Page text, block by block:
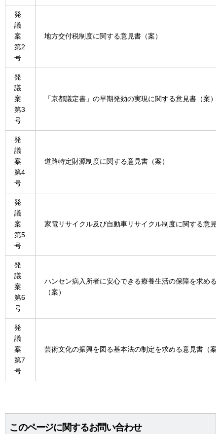
発
議
案
第2
号
地方交付税制度に関する意見書（案）
発
議
案
第3
号
「京都議定書」の早期発効の実現に関する意見書（案）
発
議
案
第4
号
道路特定財源制度に関する意見書（案）
発
議
案
第5
号
家電リサイクル及び自動車リサイクル制度に関する意見
発
議
案
第6
号
ハンセン病入所者に安心できる療養生活の保障を求める
（案）
発
議
案
第7
号
芸術文化の振興を図る基本法の制定を求める意見書（案
このページに関するお問い合わせ